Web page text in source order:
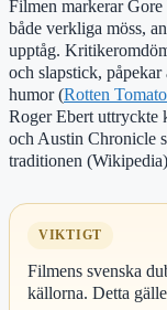
Filmen markerar
både verkliga möss,
upptåg.
och slapstick,
humor (Rotten
Roger Ebert uttryckte
och Austin Chronicle
traditionen
VIKTIGT
Filmens svenska
källorna. Detta